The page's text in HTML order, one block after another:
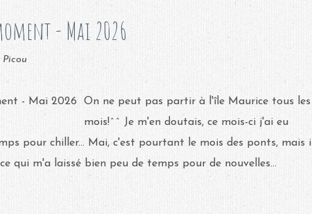
- Mai 2026
Picou
On ne peut pas partir à l'île Maurice tous les
mois!^^ Je m'en doutais, ce mois-ci j'ai eu
pour chiller... Mai, c'est pourtant le mois des ponts, mais il
qui m'a laissé bien peu de temps pour de nouvelles...